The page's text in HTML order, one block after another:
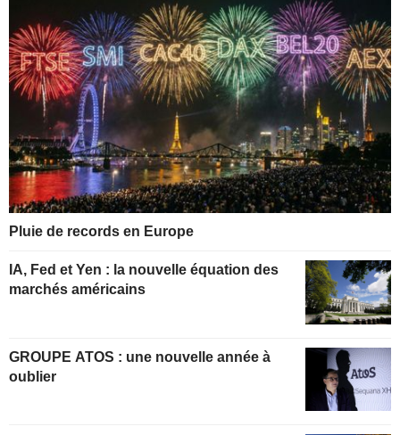
Pluie de records en Europe
IA, Fed et Yen : la nouvelle équation des
marchés américains
GROUPE ATOS : une nouvelle année à
oublier